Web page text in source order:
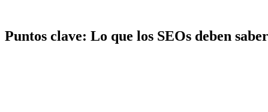
Puntos clave: Lo que los SEOs deben